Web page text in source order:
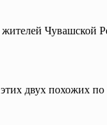
Чувашской
двух похожих